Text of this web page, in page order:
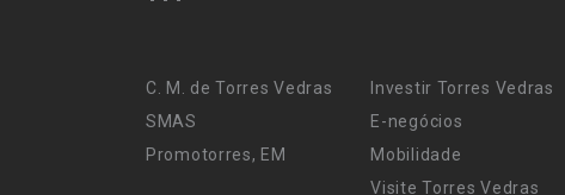
C. M. de Torres Vedras
SMAS
Promotorres, EM
Investir Torres Vedras
E-negócios
Mobilidade
Visite Torres Vedras